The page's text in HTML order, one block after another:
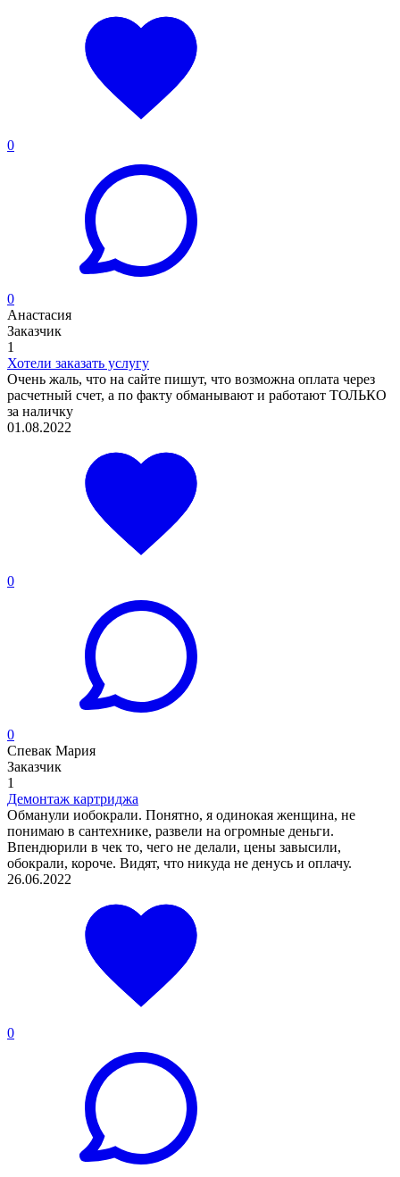
0
0
Анастасия
Заказчик
1
Хотели заказать услугу
Очень жаль, что на сайте пишут, что возможна оплата через
расчетный счет, а по факту обманывают и работают ТОЛЬКО
за наличку
01.08.2022
0
0
Спевак Мария
Заказчик
1
Демонтаж картриджа
Обманули иобокрали. Понятно, я одинокая женщина, не
понимаю в сантехнике, развели на огромные деньги.
Впендюрили в чек то, чего не делали, цены завысили,
обокрали, короче. Видят, что никуда не денусь и оплачу.
26.06.2022
0